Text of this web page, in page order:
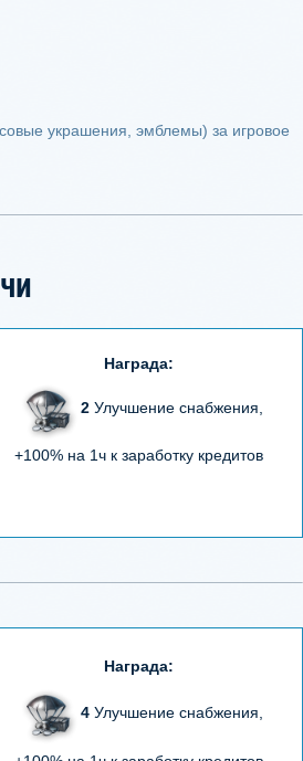
украшения, эмблемы) за игровое
Награда:
2 Улучшение снабжения,
+100% на 1ч к заработку кредитов
Награда:
4 Улучшение снабжения,